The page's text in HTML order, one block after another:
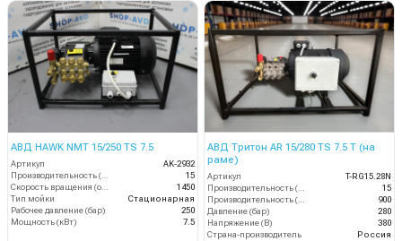
АВД HAWK NMT 15/250 TS 7.5
Артикул
AK-2932
Производительность (л/мин)
15
Скорость вращения (об/мин)
1450
Тип мойки
Стационарная
Рабочее давление (бар)
250
Мощность (кВт)
7.5
АВД Тритон AR 15/280 TS 7.5 Т (на
раме)
Артикул
T-RG15.28N
Производительность (л/мин)
15
Производительность (л/ч)
900
Давление (бар)
280
Напряжение (В)
380
Страна-производитель
Россия